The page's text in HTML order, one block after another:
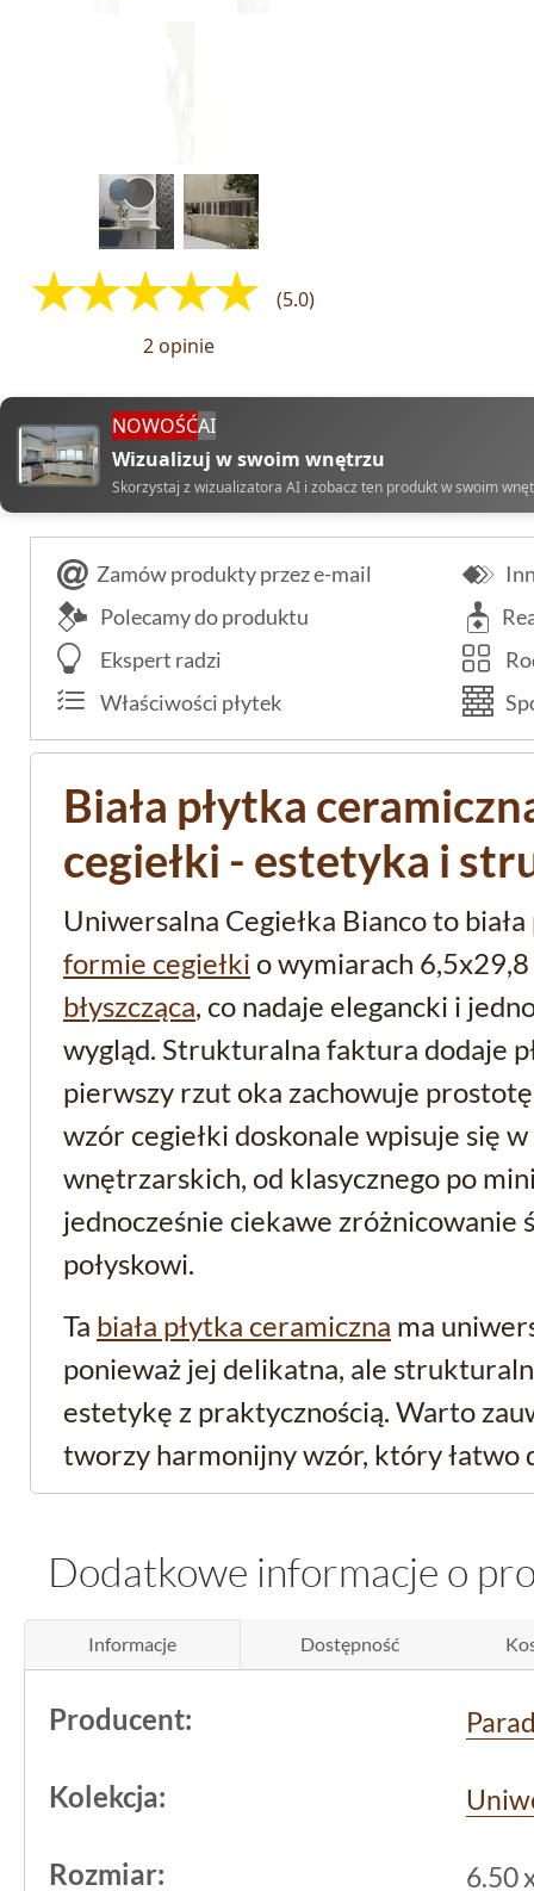
(5.0)
2 opinie
NOWOŚĆAI
Wizualizuj w swoim wnętrzu
Skorzystaj z wizualizatora AI i zobacz ten produkt w swoim
Zamów produkty przez e-mail
Polecamy do produktu
Ekspert radzi
Właściwości płytek
Biała płytka
cegiełki - estetyka i
Uniwersalna Cegiełka Bianco to biała
formie cegiełki o wymiarach
błyszcząca, co nadaje elegancki i
wygląd. Strukturalna faktura dodaje
pierwszy rzut oka zachowuje
wzór cegiełki doskonale wpisuje się
wnętrzarskich, od klasycznego po
jednocześnie ciekawe zróżnicowanie
połyskowi.
Ta biała płytka ceramiczna ma
ponieważ jej delikatna, ale
estetykę z praktycznością. Warto
tworzy harmonijny wzór, który łatwo
przestrzeni. Przy tym rozmiar płytki
Praktyczne
montażu
Produkt z kolekcji
Uniwersalne
przeznaczony jest głównie do
. Dzięki wytrzymałej,
błyszczącemu wykończeniu,
Dodatkowe informacje o
Informacje Dostępność
Producent:
Kolekcja:
Rozmiar: 6.50